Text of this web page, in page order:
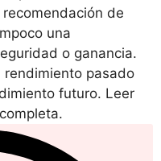
de
una
o ganancia.
rendimiento pasado
futuro. Leer
completa.